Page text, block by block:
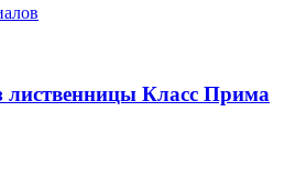
лиственницы Класс Прима